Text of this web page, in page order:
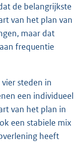
de belangrijkste
van het plan van
maar dat
frequentie
steden in
een individueel
van het plan in
een stabiele mix
heeft